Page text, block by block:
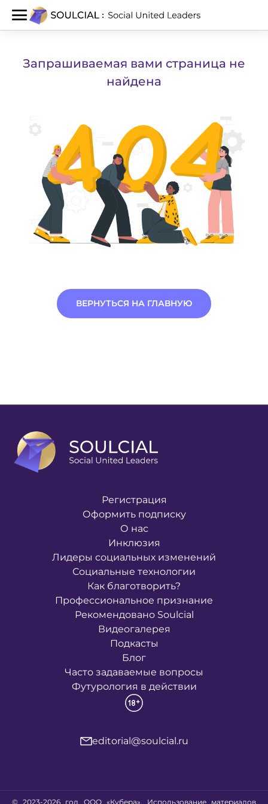
Запрашиваемая вами страница не
найдена
ВЕРНУТЬСЯ НА ГЛАВНУЮ
Регистрация
Оформить подписку
О нас
Инклюзия
Лидеры социальных изменений
Социальные технологии
Как благотворить?
Профессиональное признание
Рекомендовано Soulcial
Видеогалерея
Подкасты
Блог
Часто задаваемые вопросы
Футурология в действии
editorial@soulcial.ru
© 2023-2026 год ООО «Кубера». Использование материалов